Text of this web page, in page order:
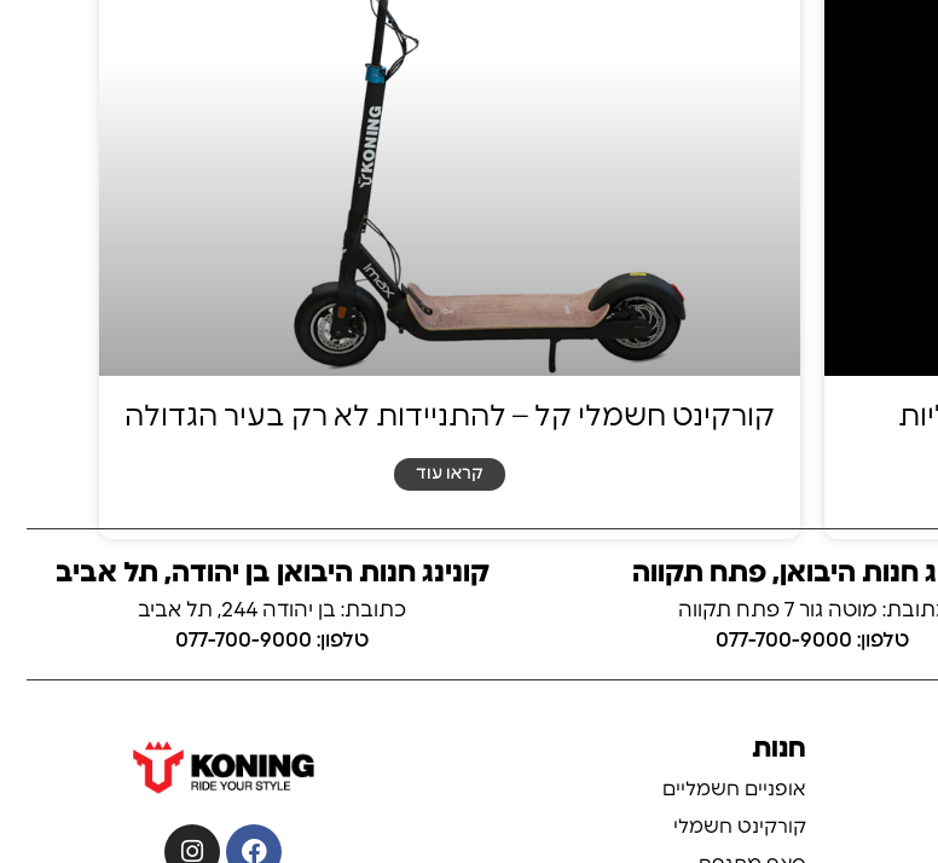
קורקינט חשמלי קל – להתניידות לא רק בעיר הגדולה
קראו עוד
חנות היבואן, פתח תקווה
מוטה גור 7 פתח תקווה
טלפון: 077-700-9000
קונינג חנות היבואן בן יהודה, תל אביב
כתובת: בן יהודה 244, תל אביב
טלפון: 077-700-9000
חנות
אופניים חשמליים
קורקינט חשמלי